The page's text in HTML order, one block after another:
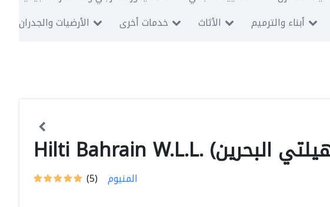
الأرضيات والجدران
خدمات أخرى الأثاث أبناء والترميم
(5) المنيوم